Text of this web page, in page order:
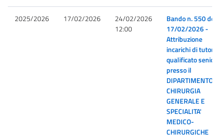
2025/2026 17/02/2026
24/02/2026
12:00
Bando n. 550 del
17/02/2026 -
Attribuzione
incarichi di tutor
qualificato senior
presso il
DIPARTIMENTO
CHIRURGIA
GENERALE E
SPECIALITA'
MEDICO-
CHIRURGICHE